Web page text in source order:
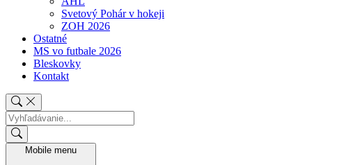
Svetový Pohár v hokeji
ZOH 2026
Ostatné
MS vo futbale 2026
Bleskovky
Kontakt
Mobile menu